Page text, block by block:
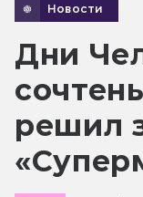
Новости
Дни
решил